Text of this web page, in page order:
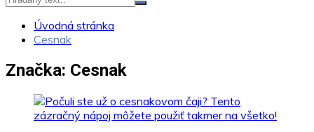
Úvodná stránka
Cesnak
Značka: Cesnak